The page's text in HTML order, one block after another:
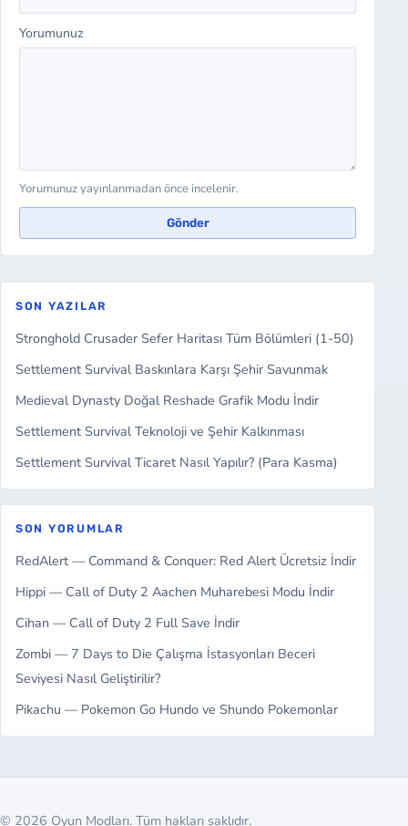
SON YAZILAR
Stronghold Crusader Sefer Haritası Tüm Bölümleri (1-50)
Settlement Survival Baskınlara Karşı Şehir Savunmak
Medieval Dynasty Doğal Reshade Grafik Modu İndir
Settlement Survival Teknoloji ve Şehir Kalkınması
Settlement Survival Ticaret Nasıl Yapılır? (Para Kasma)
SON YORUMLAR
RedAlert — Command & Conquer: Red Alert Ücretsiz İndir
Hippi — Call of Duty 2 Aachen Muharebesi Modu İndir
Cihan — Call of Duty 2 Full Save İndir
Zombi — 7 Days to Die Çalışma İstasyonları Beceri
Seviyesi Nasıl Geliştirilir?
Pikachu — Pokemon Go Hundo ve Shundo Pokemonlar
Yorumunuz
Yorumunuz yayınlanmadan önce incelenir.
Gönder
© 2026 Oyun Modları. Tüm hakları saklıdır.